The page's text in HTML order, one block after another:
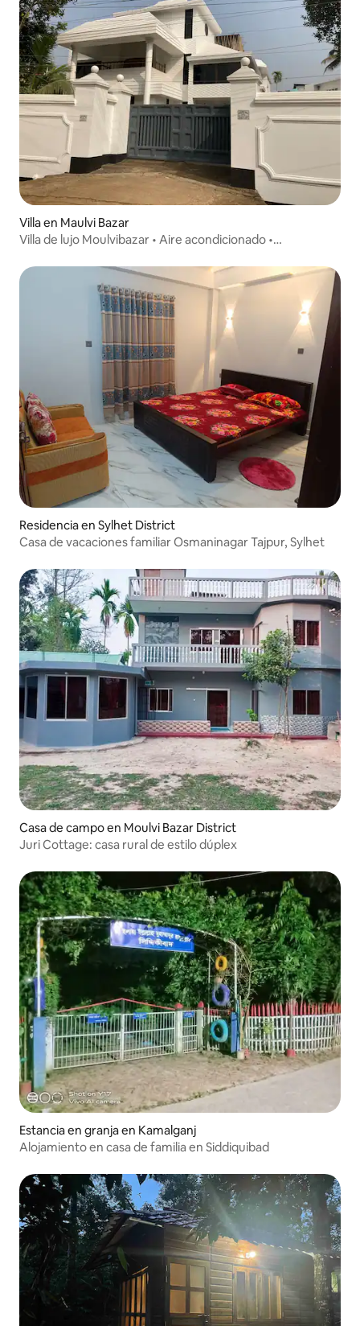
Villa en Maulvi Bazar
Villa de lujo Moulvibazar • Aire acondicionado •
Residencia en Sylhet District
Casa de vacaciones familiar Osmaninagar Tajpur, Sylhet
Casa de campo en Moulvi Bazar District
Juri Cottage: casa rural de estilo dúplex
Estancia en granja en Kamalganj
Alojamiento en casa de familia en Siddiquibad